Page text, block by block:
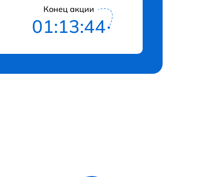
Конец акции
01:13:43